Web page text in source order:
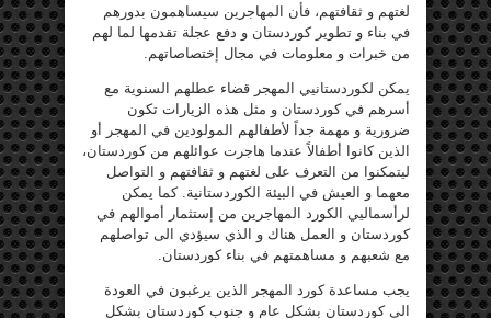
لغتهم و ثقافتهم، فأن المهاجرين سيساهمون بدورهم
في بناء و تطوير كوردستان و دفع عجلة تقدمها لما لهم
من خبرات و معلومات في مجال إختصاصاتهم.
يمكن لكوردستانيي المهجر قضاء عطلهم السنوية مع
أسرهم في كوردستان و مثل هذه الزيارات تكون
ضرورية و مهمة جداً لأطفالهم المولودين في المهجر أو
الذين كانوا أطفالاً عندما هاجرت عوائلهم من كوردستان،
ليتمكنوا من التعرف على لغتهم و ثقافتهم و التواصل
معهما و العيش في البيئة الكوردستانية. كما يمكن
لرأسماليي الكورد المهاجرين من إستثمار أموالهم في
كوردستان و العمل هناك و الذي سيؤدي الى تواصلهم
مع شعبهم و مساهمتهم في بناء كوردستان.
يجب مساعدة كورد المهجر الذين يرغبون في العودة
الى كوردستان بشكل عام و جنوب كوردستان بشكل